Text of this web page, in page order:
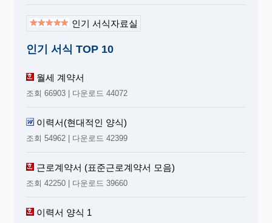
인기 서식자료실
인기 서식 TOP 10
월세 계약서
조회 66903 | 다운로드 44072
이력서(현대적인 양식)
조회 54962 | 다운로드 42399
근로계약서 (표준근로계약서 모음)
조회 42250 | 다운로드 39660
이력서 양식 1